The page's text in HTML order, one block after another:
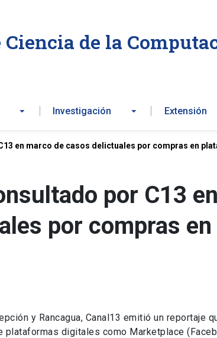
de la
Investigación Extensión
en marco de casos delictuales por compras en
por C13 en
por compras en
y Rancagua, Canal13 emitió un reportaje
digitales como Marketplace